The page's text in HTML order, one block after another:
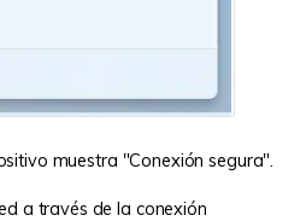
muestra "Conexión segura".
a través de la conexión